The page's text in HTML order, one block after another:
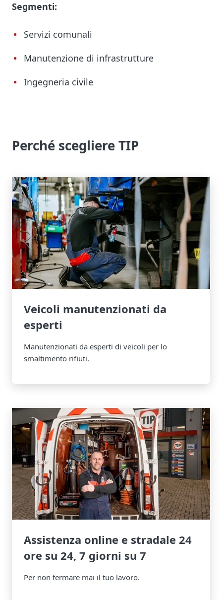
Segmenti:
Servizi comunali
Manutenzione di infrastrutture
Ingegneria civile
Perché scegliere TIP
Veicoli manutenzionati da
esperti
Manutenzionati da esperti di veicoli per lo
smaltimento rifiuti.
Assistenza online e stradale 24
ore su 24, 7 giorni su 7
Per non fermare mai il tuo lavoro.